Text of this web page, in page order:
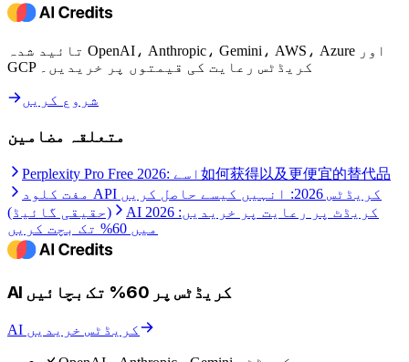
تائید شدہ OpenAI، Anthropic، Gemini، AWS، Azure اور
GCP کریڈٹس رعایت کی قیمتوں پر خریدیں۔
شروع کریں
متعلقہ مضامین
Perplexity Pro Free 2026: اسے如何获得以及更便宜的替代品
مفت کلود API کریڈٹس 2026: انہیں کیسے حاصل کریں
(حقیقی گائیڈ)
AI کریڈٹ پر رعایت پر خریدیں: 2026
میں 60% تک بچت کریں
AI کریڈٹس پر 60% تک بچائیں
AI کریڈٹس خریدیں